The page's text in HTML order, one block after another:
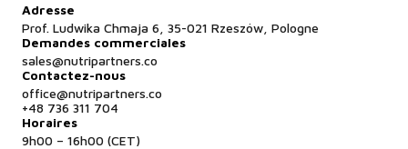
Adresse
Prof. Ludwika Chmaja 6, 35-021 Rzeszów, Pologne
Demandes commerciales
sales@nutripartners.co
Contactez-nous
office@nutripartners.co
+48 736 311 704
Horaires
9h00 – 16h00 (CET)